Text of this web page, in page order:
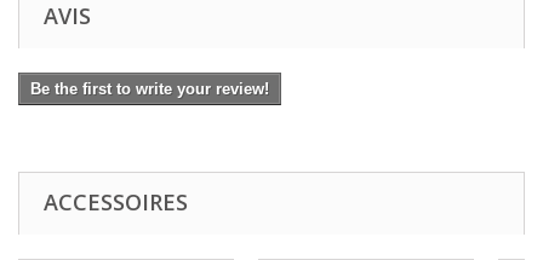
AVIS
Be the first to write your review!
ACCESSOIRES